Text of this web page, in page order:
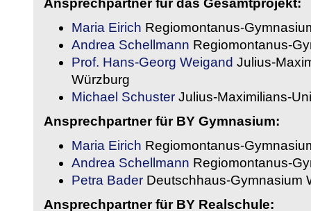
Ansprechpartner für das Gesamtprojekt:
Maria Eirich Regiomontanus-
Andrea Schellmann Regiomontanus-
Prof. Hans-Georg Weigand Julius-
Würzburg
Michael Schuster Julius-Maximilians-
Ansprechpartner für BY Gymnasium:
Maria Eirich Regiomontanus-
Andrea Schellmann Regiomontanus-
Petra Bader Deutschhaus-Gymnasium
Ansprechpartner für BY Realschule: